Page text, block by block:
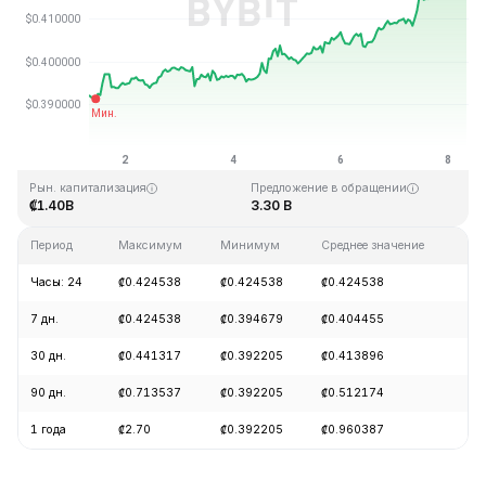
Последнее обновление: 07:29 GMT+0 2026-08-08
Рын. капитализация
₡1.40B
Предложение в обращении
3.30 B
Период Максимум Минимум Среднее значение
Часы: 24 ₡0.424538 ₡0.424538 ₡0.424538
7 дн. ₡0.424538 ₡0.394679 ₡0.404455
30 дн. ₡0.441317 ₡0.392205 ₡0.413896
90 дн. ₡0.713537 ₡0.392205 ₡0.512174
1 года ₡2.70 ₡0.392205 ₡0.960387